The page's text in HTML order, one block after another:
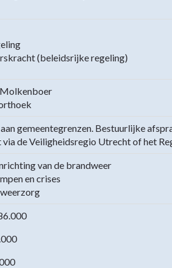
(beleidsrijke regeling)
Molkenboer
gemeentegrenzen. Bestuurlijke
de Veiligheidsregio Utrecht of het
van de brandweer
en crises